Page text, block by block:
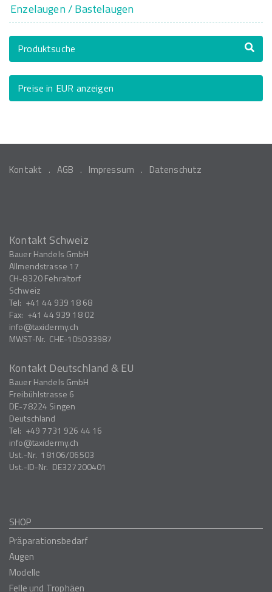
Enzelaugen / Bastelaugen
Produktsuche
Preise in EUR anzeigen
Kontakt AGB Impressum Datenschutz
Kontakt Schweiz
Bauer Handels GmbH
Allmendstrasse 17
CH-8320Fehraltorf
Schweiz
Tel: +41 44 939 18 68
Fax: +41 44 939 18 02
info
taxidermy.ch
MWST-Nr. CHE-105033987
Kontakt Deutschland & EU
Bauer Handels GmbH
Freibühlstrasse 6
DE-78224 Singen
Deutschland
Tel: +49 7731 926 44 16
info
taxidermy.ch
Ust.-Nr. 18106/06503
Ust.-ID-Nr. DE327200401
SHOP
Präparationsbedarf
Augen
Modelle
Felle und Trophäen